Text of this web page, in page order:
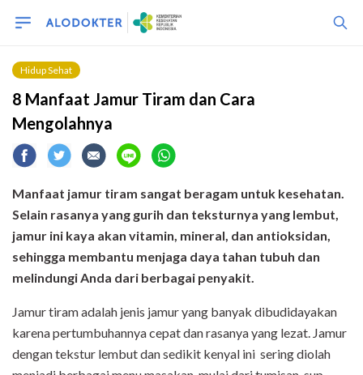
Hidup Sehat
8 Manfaat Jamur Tiram dan Cara
Mengolahnya
Manfaat jamur tiram sangat beragam untuk kesehatan.
Selain rasanya yang gurih dan teksturnya yang lembut,
jamur ini kaya akan vitamin, mineral, dan antioksidan,
sehingga membantu menjaga daya tahan tubuh dan
melindungi Anda dari berbagai penyakit.
Jamur tiram adalah jenis jamur yang banyak dibudidayakan
karena pertumbuhannya cepat dan rasanya yang lezat. Jamur
dengan tekstur lembut dan sedikit kenyal ini sering diolah